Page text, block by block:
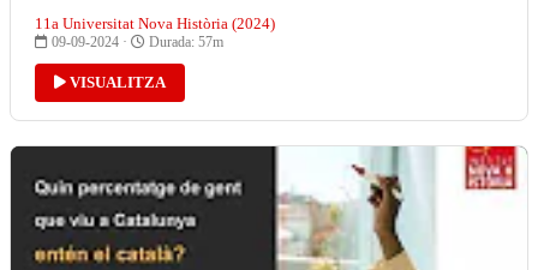
11a Universitat Nova Història (2024)
09-09-2024 · Durada: 57m
VISUALITZA